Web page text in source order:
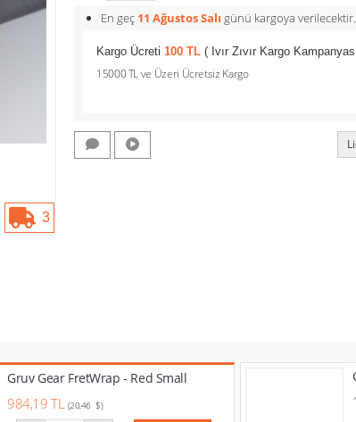
3
En geç 11 Ağustos Salı günü kargoya verilecektir.
Kargo Ücreti 100 TL ( Ivır Zıvır Kargo
15000 TL ve Üzeri Ücretsiz Kargo
Gruv Gear FretWrap - Red Small
984,19 TL (20,46 $)